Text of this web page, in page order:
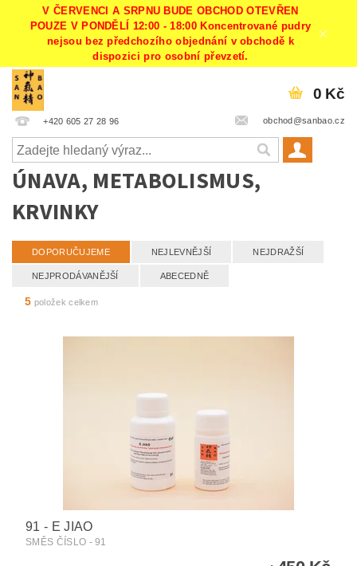
V ČERVENCI A SRPNU BUDE OBCHOD OTEVŘEN
POUZE V PONDĚLÍ 12:00 - 18:00 Koncentrované pudry
nejsou bez předchozího objednání v obchodě k
dispozici pro osobní převzetí.
+420 605 27 28 96 obchod@sanbao.cz
0 Kč
ÚNAVA, METABOLISMUS,
KRVINKY
DOPORUČUJEME NEJLEVNĚJŠÍ NEJDRAŽŠÍ
NEJPRODÁVANĚJŠÍ ABECEDNĚ
5 položek celkem
91 - E JIAO
SMĚS ČÍSLO - 91